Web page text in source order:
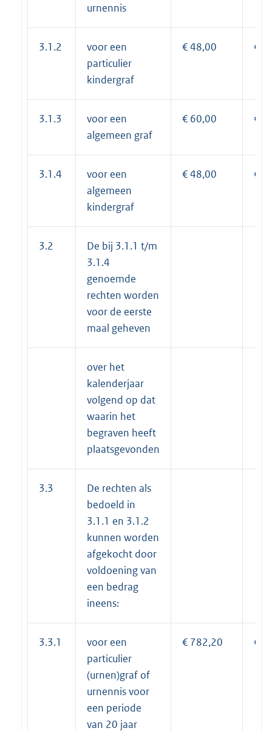
urnennis
3.1.2
voor een
particulier
kindergraf
€ 48,00 €
3.1.3
voor een
algemeen graf
€ 60,00 €
3.1.4
voor een
algemeen
kindergraf
€ 48,00 €
3.2
De bij 3.1.1 t/m
3.1.4
genoemde
rechten worden
voor de eerste
maal geheven
over het
kalenderjaar
volgend op dat
waarin het
begraven heeft
plaatsgevonden
3.3
De rechten als
bedoeld in
3.1.1 en 3.1.2
kunnen worden
afgekocht door
voldoening van
een bedrag
ineens:
3.3.1
voor een
particulier
(urnen)graf of
urnennis voor
een periode
van 20 jaar
€ 782,20 €